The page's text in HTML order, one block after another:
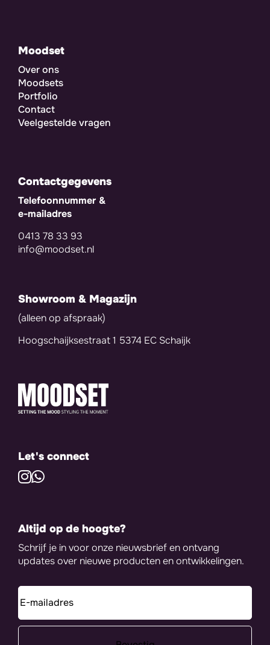
Moodset
Over ons
Moodsets
Portfolio
Contact
Veelgestelde vragen
Contactgegevens
Telefoonnummer &
e-mailadres
0413 78 33 93
info@moodset.nl
Showroom & Magazijn
(alleen op afspraak)
Hoogschaijksestraat 1 5374 EC Schaijk
Let's connect
Altijd op de hoogte?
Schrijf je in voor onze nieuwsbrief en ontvang
updates over nieuwe producten en ontwikkelingen.